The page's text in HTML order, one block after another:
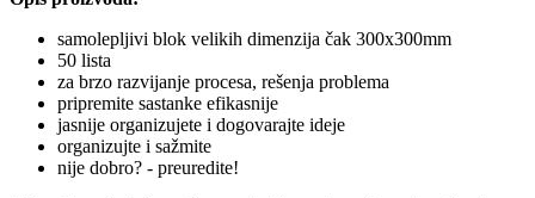
samolepljivi blok velikih dimenzija čak 300x300mm
50 lista
za brzo razvijanje procesa, rešenja problema
pripremite sastanke efikasnije
jasnije organizujete i dogovarajte ideje
organizujte i sažmite
nije dobro? - preuredite!